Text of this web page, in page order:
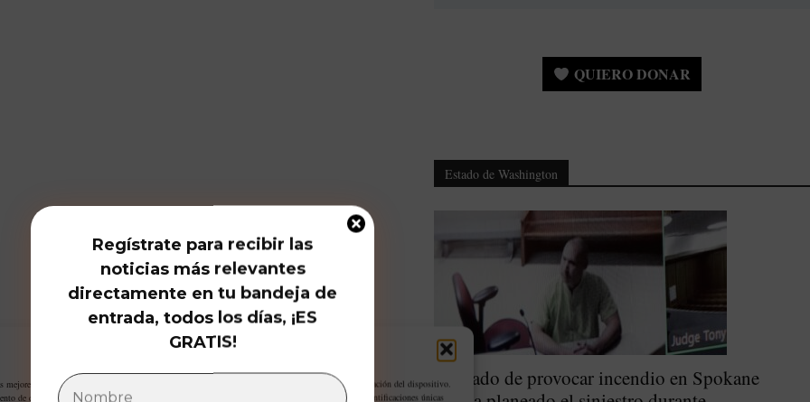
Gestiona tu privacidad
mejores experiencias, utilizamos tecnologías como las cookies para almacenar y/o acceder a la información del dispositivo.
de estas tecnologías nos permitirá procesar datos como el comportamiento de navegación o las identificaciones únicas
QUIERO DONAR
Estado de Washington
Acusado de provocar incendio en Spokane
Regístrate para recibir las
noticias más relevantes
directamente en tu bandeja de
entrada, todos los días, ¡ES
GRATIS!